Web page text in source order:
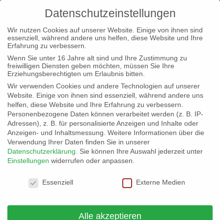
Datenschutzeinstellungen
Wir nutzen Cookies auf unserer Website. Einige von ihnen sind
essenziell, während andere uns helfen, diese Website und Ihre
Erfahrung zu verbessern.
Wenn Sie unter 16 Jahre alt sind und Ihre Zustimmung zu
freiwilligen Diensten geben möchten, müssen Sie Ihre
Erziehungsberechtigten um Erlaubnis bitten.
Wir verwenden Cookies und andere Technologien auf unserer
Website. Einige von ihnen sind essenziell, während andere uns
helfen, diese Website und Ihre Erfahrung zu verbessern.
Personenbezogene Daten können verarbeitet werden (z. B. IP-
Adressen), z. B. für personalisierte Anzeigen und Inhalte oder
Anzeigen- und Inhaltsmessung. Weitere Informationen über die
Verwendung Ihrer Daten finden Sie in unserer
Datenschutzerklärung
Sie können Ihre Auswahl jederzeit unter
Einstellungen widerrufen oder anpassen.
Essenziell
Externe Medien
Alle akzeptieren